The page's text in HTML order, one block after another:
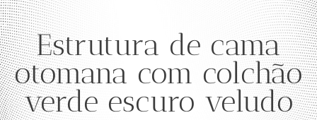
Estrutura de cama
otomana com colchão
verde escuro veludo